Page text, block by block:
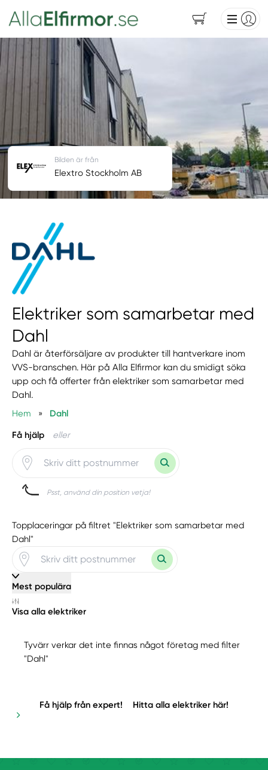
Elektriker som samarbetar med
Dahl
Dahl är återförsäljare av produkter till hantverkare inom
VVS-branschen. Här på Alla Elfirmor kan du smidigt söka
upp och få offerter från elektriker som samarbetar med
Dahl.
Hem
» Dahl
Få hjälp eller
Psst, använd din position vetja!
Bilden är från
Elextro Stockholm AB
Topplaceringar på filtret "Elektriker som samarbetar med
Dahl"
Mest populära
Visa alla elektriker
Tyvärr verkar det inte finnas något företag med filter
"Dahl"
Få hjälp från expert! Hitta alla elektriker här!